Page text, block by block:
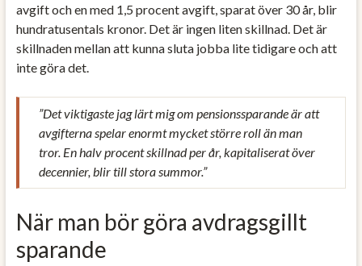
avgift och en med 1,5 procent avgift, sparat över 30 år, blir
hundratusentals kronor. Det är ingen liten skillnad. Det är
skillnaden mellan att kunna sluta jobba lite tidigare och att
inte göra det.
”Det viktigaste jag lärt mig om pensionssparande är att
avgifterna spelar enormt mycket större roll än man
tror. En halv procent skillnad per år, kapitaliserat över
decennier, blir till stora summor.”
När man bör göra avdragsgillt
sparande